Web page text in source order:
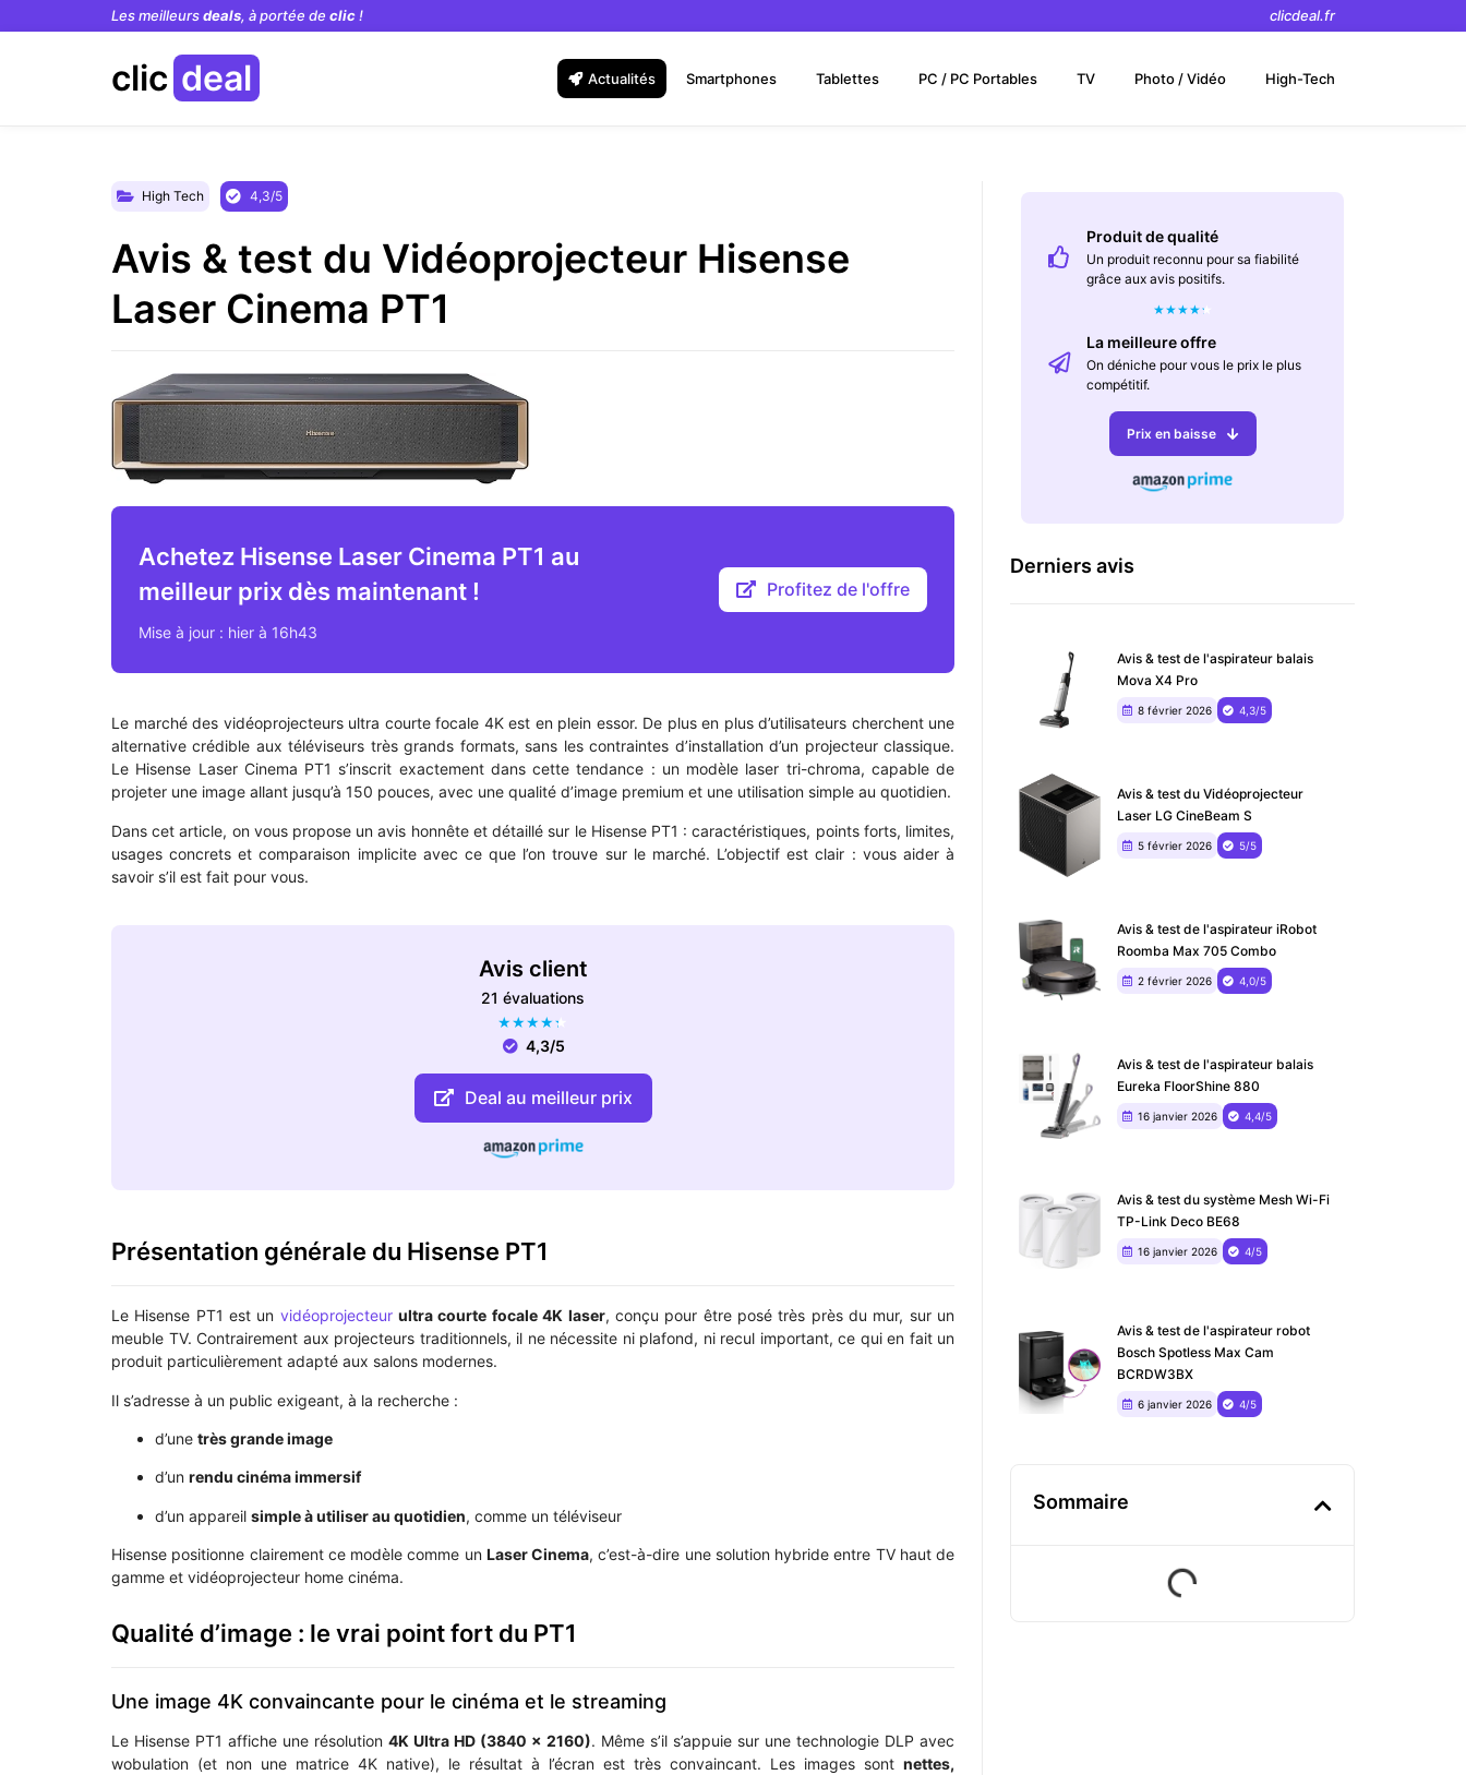
Les meilleursdeals, à portée de clic! clicdeal.fr
clic deal Actualités Smartphones Tablettes PC / PC Portables TV Photo / Vidéo High-Tech
High Tech 4,3/5
Avis & test du ‎Vidéoprojecteur Hisense
Laser Cinema PT1
Achetez Hisense Laser Cinema PT1 au
meilleur prix dès maintenant !
Mise à jour : hier à 16h43
Profitez de l'offre
Le marché des vidéoprojecteurs ultra courte focale 4K est en plein essor. De plus en plus d’utilisateurs cherchent une
alternative crédible aux téléviseurs très grands formats, sans les contraintes d’installation d’un projecteur classique.
Le Hisense Laser Cinema PT1 s’inscrit exactement dans cette tendance : un modèle laser tri-chroma, capable de
projeter une image allant jusqu’à 150 pouces, avec une qualité d’image premium et une utilisation simple au quotidien.
Dans cet article, on vous propose un avis honnête et détaillé sur le Hisense PT1 : caractéristiques, points forts, limites,
usages concrets et comparaison implicite avec ce que l’on trouve sur le marché. L’objectif est clair : vous aider à
savoir s’il est fait pour vous.
Avis client
21 évaluations
★★★★★
4,3/5
Deal au meilleur prix
Présentation générale du Hisense PT1
Le Hisense PT1 est un vidéoprojecteur ultra courte focale 4K laser, conçu pour être posé très près du mur, sur un
meuble TV. Contrairement aux projecteurs traditionnels, il ne nécessite ni plafond, ni recul important, ce qui en fait un
produit particulièrement adapté aux salons modernes.
Il s’adresse à un public exigeant, à la recherche :
d’une très grande image
d’un rendu cinéma immersif
d’un appareil simple à utiliser au quotidien, comme un téléviseur
Hisense positionne clairement ce modèle comme un Laser Cinema, c’est-à-dire une solution hybride entre TV haut de
gamme et vidéoprojecteur home cinéma.
Qualité d’image : le vrai point fort du PT1
Une image 4K convaincante pour le cinéma et le streaming
Le Hisense PT1 affiche une résolution 4K Ultra HD (3840 × 2160). Même s’il s’appuie sur une technologie DLP avec
wobulation (et non une matrice 4K native), le résultat à l’écran est très convaincant. Les images sont nettes,
Produit de qualité
Un produit reconnu pour sa fiabilité
grâce aux avis positifs.
★★★★★
La meilleure offre
On déniche pour vous le prix le plus
compétitif.
Prix en baisse
Derniers avis
Avis & test de l'aspirateur balais
Mova X4 Pro
8 février 2026 4,3/5
Avis & test du ‎Vidéoprojecteur
Laser LG CineBeam S
5 février 2026 5/5
Avis & test de l'aspirateur iRobot
Roomba Max 705 Combo
2 février 2026 4,0/5
Avis & test de l'aspirateur balais
Eureka FloorShine 880
16 janvier 2026 4,4/5
Avis & test du système Mesh Wi-Fi
TP-Link Deco BE68
16 janvier 2026 4/5
Avis & test de l'aspirateur robot
Bosch Spotless Max Cam
BCRDW3BX
6 janvier 2026 4/5
Sommaire